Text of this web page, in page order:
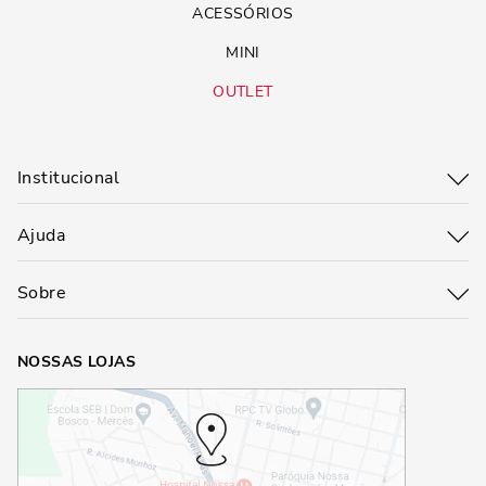
ACESSÓRIOS
MINI
OUTLET
Institucional
Ajuda
Sobre
NOSSAS LOJAS